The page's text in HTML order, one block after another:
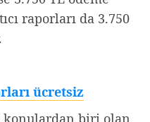
raporları da 3.750
ücretsiz
konulardan biri olan